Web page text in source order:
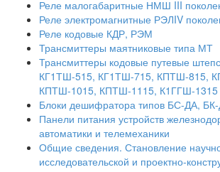
Реле малогабаритные НМШ III
Реле электромагнитные РЭЛIV
Реле кодовые КДР, РЭМ
Трансмиттеры маятниковые типа МТ
Трансмиттеры кодовые путевые
КГ1ТШ-515, КГ1ТШ-715, КПТШ-815,
КПТШ-1015, КПТШ-1115, К1ГГШ-1315
Блоки дешифратора типов БС-ДА,
Панели питания устройств
автоматики и телемеханики
Общие сведения. Становление
исследовательской и проектно-